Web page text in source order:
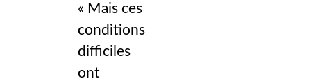
« Mais ces
conditions
difficiles
ont